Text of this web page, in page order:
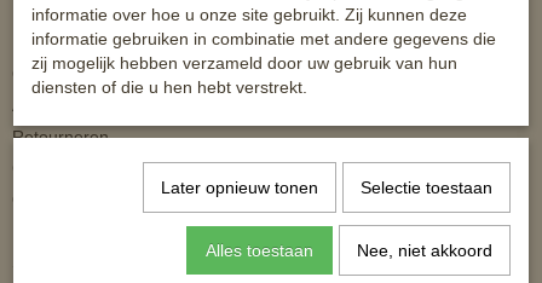
Informatie
Openingstijden
Algemene Voorwaarden
Retourneren
informatie over hoe u onze site gebruikt. Zij kunnen deze
informatie gebruiken in combinatie met andere gegevens die
zij mogelijk hebben verzameld door uw gebruik van hun
diensten of die u hen hebt verstrekt.
Later opnieuw tonen Selectie toestaan
Alles toestaan Nee, niet akkoord